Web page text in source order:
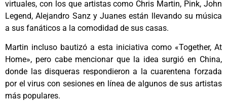
virtuales, con los que artistas como Chris Martin, Pink, John
Legend, Alejandro Sanz y Juanes están llevando su música
a sus fanáticos a la comodidad de sus casas.
Martin incluso bautizó a esta iniciativa como «Together, At
Home», pero cabe mencionar que la idea surgió en China,
donde las disqueras respondieron a la cuarentena forzada
por el virus con sesiones en línea de algunos de sus artistas
más populares.